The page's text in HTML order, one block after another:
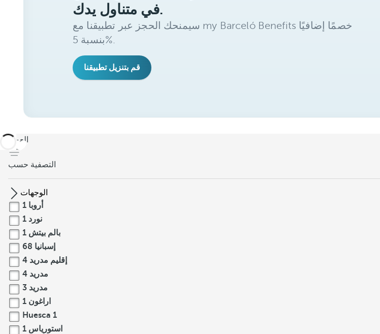
في متناول يدك.
سيمنحك الحجز عبر تطبيقنا مع my Barceló Benefits خصمًا إضافيًا
بنسبة 5%.
قم بتنزيل تطبيقنا
العودة
التصفية حسب
الوجهات
أروبا 1
نورد 1
بالم بيتش 1
إسبانيا 68
إقليم مدريد 4
مدريد 4
مدريد 3
اراغون 1
Huesca 1
استورياس 1